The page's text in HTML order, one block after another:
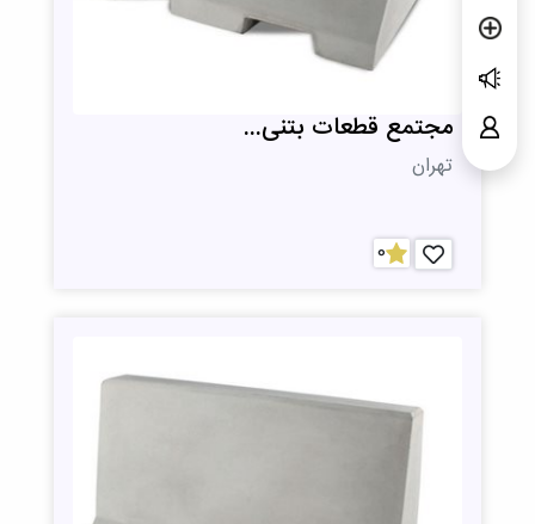
مجتمع قطعات بتنی...
تهران
0